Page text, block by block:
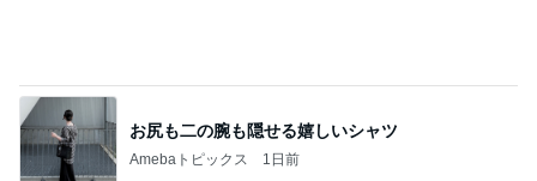
お尻も二の腕も隠せる嬉しいシャツ
Amebaトピックス 1日前